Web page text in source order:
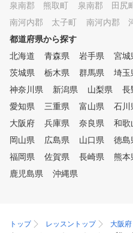
泉南郡 熊取町
泉南郡 田尻
南河内郡 太子町
南河内郡
都道府県から探す
北海道
青森県 岩手県 宮城
茨城県
栃木県 群馬県 埼玉
神奈川県
新潟県 山梨県 長
愛知県
三重県 富山県 石川
大阪府
兵庫県 奈良県 和歌
岡山県
広島県 山口県 徳島
福岡県
佐賀県 長崎県 熊本
鹿児島県
沖縄県
トップ レッスントップ 大阪府